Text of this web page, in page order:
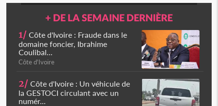
+ DE LA SEMAINE DERNIÈRE
1/ Côte d'Ivoire : Fraude dans le
domaine foncier, Ibrahime
Coulibal...
Côte d'Ivoire
2/ Côte d'Ivoire : Un véhicule de
la GESTOCI circulant avec un
numér...